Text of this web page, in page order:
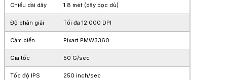
Chiều dài dây 1.8 mét (dây bọc dù)
Độ phân giải Tối đa 12.000 DPI
Cảm biến Pixart PMW3360
Gia tốc 50 G/sec
Tốc độ IPS 250 inch/sec